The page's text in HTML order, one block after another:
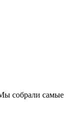
собрали самые